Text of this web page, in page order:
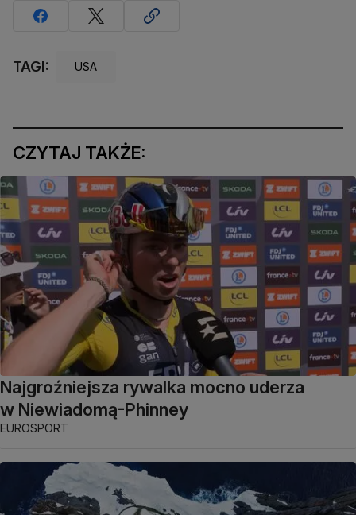
TAGI: USA
CZYTAJ TAKŻE:
Najgroźniejsza rywalka mocno uderza
w Niewiadomą-Phinney
EUROSPORT